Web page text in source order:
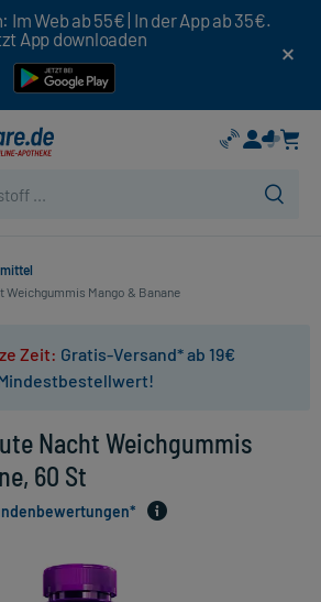
Im Web ab 55€ | In der App ab 35€.
App downloaden
Weichgummis Mango & Banane
Zeit: Gratis-Versand* ab 19€
Nacht Weichgummis
60 St